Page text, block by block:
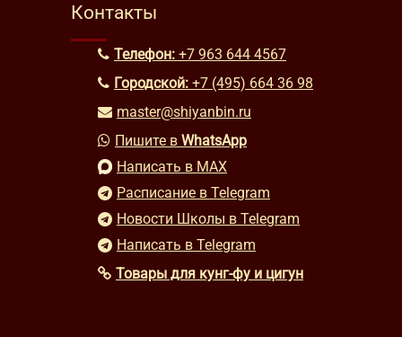
Контакты
Телефон: +7 963 644 4567
Городской: +7 (495) 664 36 98
master@shiyanbin.ru
Пишите в WhatsApp
Написать в MAX
Расписание в Telegram
Новости Школы в Telegram
Написать в Telegram
Товары для кунг-фу и цигун